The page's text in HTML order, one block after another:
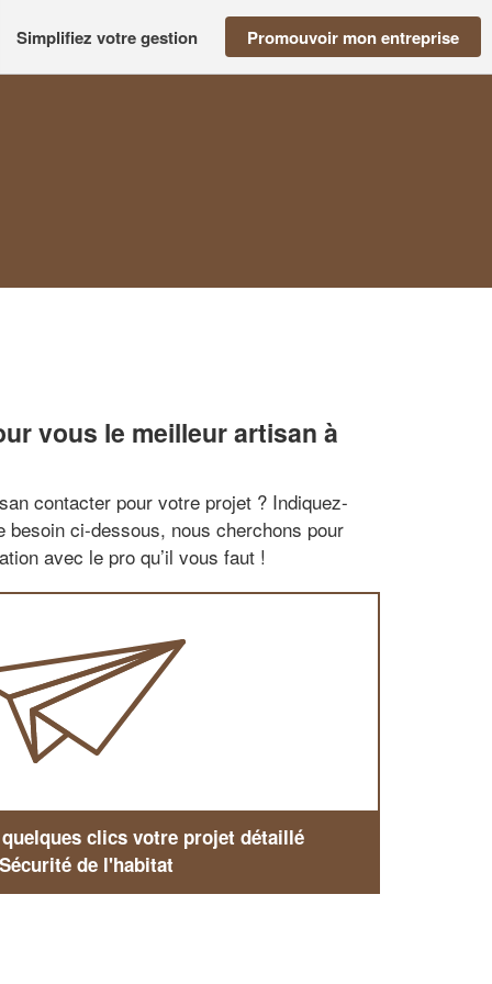
Simplifiez votre gestion Promouvoir mon entreprise
vous le meilleur artisan à
contacter pour votre projet ? Indiquez-
besoin ci-dessous, nous cherchons pour
avec le pro qu’il vous faut !
clics votre projet détaillé
de l'habitat